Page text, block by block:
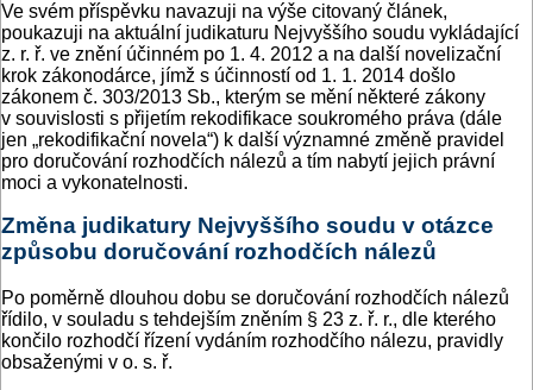
Ve svém příspěvku navazuji na výše citovaný článek,
poukazuji na aktuální judikaturu Nejvyššího soudu vykládající
z. r. ř. ve znění účinném po 1. 4. 2012 a na další novelizační
krok zákonodárce, jímž s účinností od 1. 1. 2014 došlo
zákonem č. 303/2013 Sb., kterým se mění některé zákony
v souvislosti s přijetím rekodifikace soukromého práva (dále
jen „rekodifikační novela“) k další významné změně pravidel
pro doručování rozhodčích nálezů a tím nabytí jejich právní
moci a vykonatelnosti.
Změna judikatury Nejvyššího soudu v otázce
způsobu doručování rozhodčích nálezů
Po poměrně dlouhou dobu se doručování rozhodčích nálezů
řídilo, v souladu s tehdejším zněním § 23 z. ř. r., dle kterého
končilo rozhodčí řízení vydáním rozhodčího nálezu, pravidly
obsaženými v o. s. ř.